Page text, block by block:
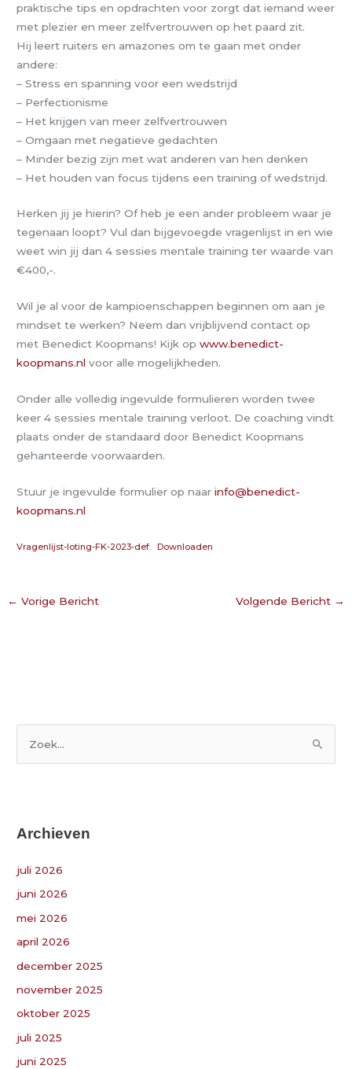
praktische tips en opdrachten voor zorgt dat iemand weer
met plezier en meer zelfvertrouwen op het paard zit.
Hij leert ruiters en amazones om te gaan met onder
andere:
– Stress en spanning voor een wedstrijd
– Perfectionisme
– Het krijgen van meer zelfvertrouwen
– Omgaan met negatieve gedachten
– Minder bezig zijn met wat anderen van hen denken
– Het houden van focus tijdens een training of wedstrijd.
Herken jij je hierin? Of heb je een ander probleem waar je
tegenaan loopt? Vul dan bijgevoegde vragenlijst in en wie
weet win jij dan 4 sessies mentale training ter waarde van
€400,-.
Wil je al voor de kampioenschappen beginnen om aan je
mindset te werken? Neem dan vrijblijvend contact op
met Benedict Koopmans! Kijk opwww.benedict-
koopmans.nl voor alle mogelijkheden.
Onder alle volledig ingevulde formulieren worden twee
keer 4 sessies mentale training verloot. De coaching vindt
plaats onder de standaard door Benedict Koopmans
gehanteerde voorwaarden.
Stuur je ingevulde formulier op naarinfo@benedict-
koopmans.nl
Vragenlijst-loting-FK-2023-def. Downloaden
← Vorige Bericht Volgende Bericht →
n
a
r
:
Archieven
juli 2026
juni 2026
mei 2026
april 2026
december 2025
november 2025
oktober 2025
juli 2025
juni 2025